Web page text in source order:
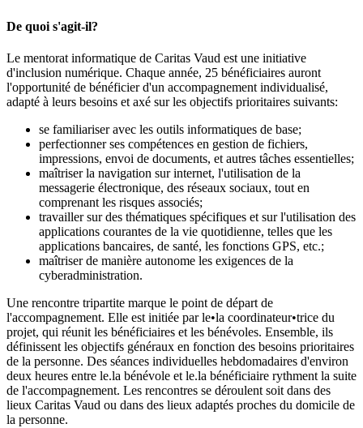
De quoi s'agit-il?
Le mentorat informatique de Caritas Vaud est une initiative
d'inclusion numérique. Chaque année, 25 bénéficiaires auront
l'opportunité de bénéficier d'un accompagnement individualisé,
adapté à leurs besoins et axé sur les objectifs prioritaires suivants:
se familiariser avec les outils informatiques de base;
perfectionner ses compétences en gestion de fichiers,
impressions, envoi de documents, et autres tâches essentielles;
maîtriser la navigation sur internet, l'utilisation de la
messagerie électronique, des réseaux sociaux, tout en
comprenant les risques associés;
travailler sur des thématiques spécifiques et sur l'utilisation des
applications courantes de la vie quotidienne, telles que les
applications bancaires, de santé, les fonctions GPS, etc.;
maîtriser de manière autonome les exigences de la
cyberadministration.
Une rencontre tripartite marque le point de départ de
l'accompagnement. Elle est initiée par le•la coordinateur•trice du
projet, qui réunit les bénéficiaires et les bénévoles. Ensemble, ils
définissent les objectifs généraux en fonction des besoins prioritaires
de la personne. Des séances individuelles hebdomadaires d'environ
deux heures entre le.la bénévole et le.la bénéficiaire rythment la suite
de l'accompagnement. Les rencontres se déroulent soit dans des
lieux Caritas Vaud ou dans des lieux adaptés proches du domicile de
la personne.